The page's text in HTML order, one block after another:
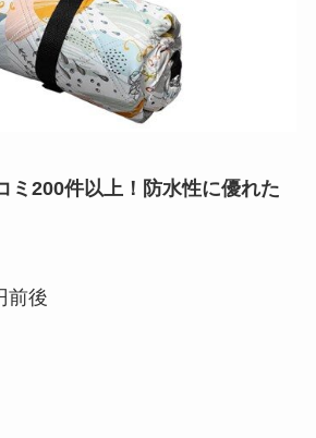
ミ200件以上！防水性に優れた
前後